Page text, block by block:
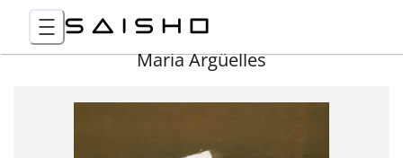
Maria Argüelles